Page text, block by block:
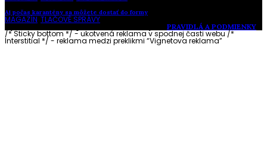
Aj počas karantény sa môžete dostať do formy
MAGAZÍN TLAČOVÉ SPRÁVY
PRAVIDLÁ A PODMIENKY
/* Sticky bottom */ - ukotvená reklama v spodnej časti webu/*
Interstitial */ - reklama medzi preklikmi “Vignetova reklama”